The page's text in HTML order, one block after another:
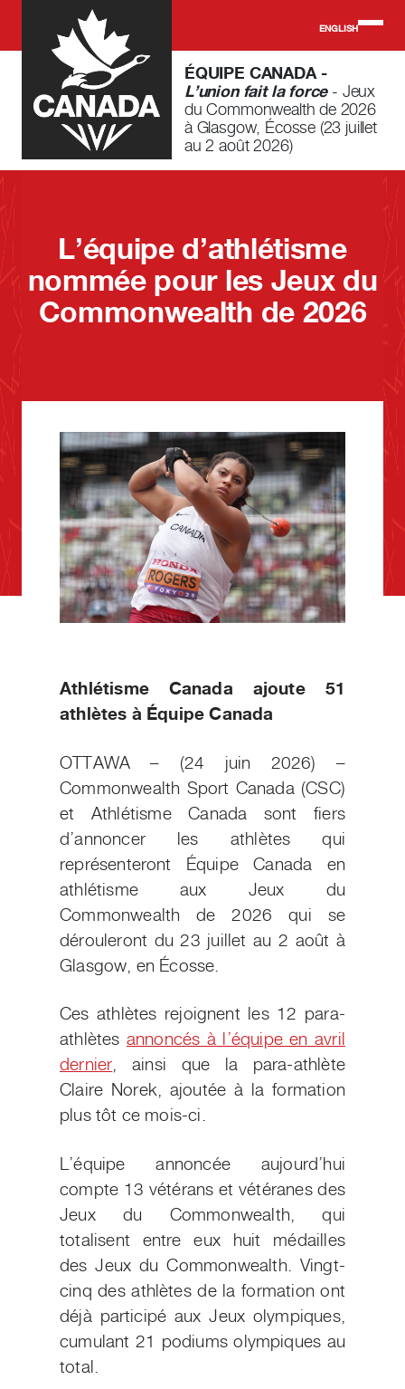
Skip to main content
ENGLISH
ÉQUIPE CANADA -
L’union fait la force- Jeux
du Commonwealth de 2026
à Glasgow, Écosse (23 juillet
au 2 août 2026)
L’équipe d’athlétisme
nommée pour les Jeux du
Commonwealth de 2026
Athlétisme Canada ajoute 51
athlètes à Équipe Canada
OTTAWA – (24 juin 2026) –
Commonwealth Sport Canada (CSC)
et Athlétisme Canada sont fiers
d’annoncer les athlètes qui
représenteront Équipe Canada en
athlétisme aux Jeux du
Commonwealth de 2026 qui se
dérouleront du 23 juillet au 2 août à
Glasgow, en Écosse.
Ces athlètes rejoignent les 12 para-
athlètes annoncés à l’équipe en avril
dernier, ainsi que la para-athlète
Claire Norek, ajoutée à la formation
plus tôt ce mois-ci.
L’équipe annoncée aujourd’hui
compte 13 vétérans et vétéranes des
Jeux du Commonwealth, qui
totalisent entre eux huit médailles
des Jeux du Commonwealth. Vingt-
cinq des athlètes de la formation ont
déjà participé aux Jeux olympiques,
cumulant 21 podiums olympiques au
total.